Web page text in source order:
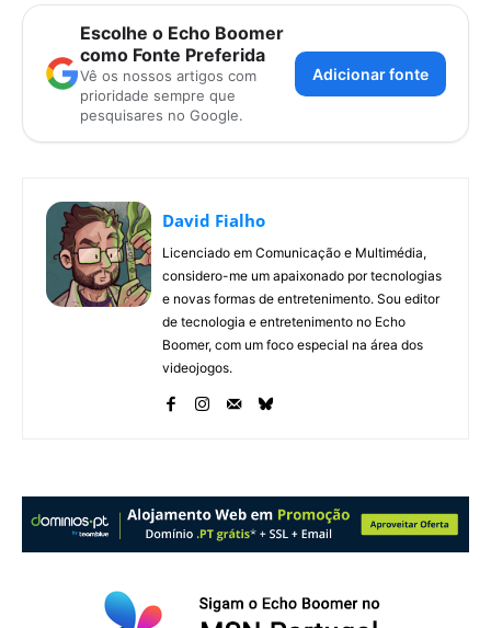
Escolhe o Echo Boomer
como Fonte Preferida
Vê os nossos artigos com
prioridade sempre que
pesquisares no Google.
Adicionar fonte
David Fialho
Licenciado em Comunicação e Multimédia,
considero-me um apaixonado por tecnologias
e novas formas de entretenimento. Sou editor
de tecnologia e entretenimento no Echo
Boomer, com um foco especial na área dos
videojogos.